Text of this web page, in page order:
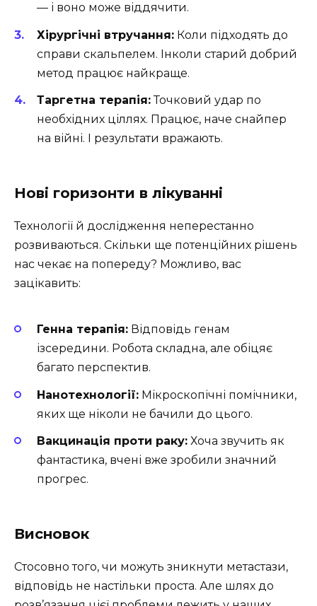
— і воно може віддячити.
Хірургічні втручання: Коли підходять до
справи скальпелем. Інколи старий добрий
метод працює найкраще.
Таргетна терапія:Точковий удар по
необхідних ціллях. Працює, наче снайпер
на війні. І результати вражають.
Нові горизонти в лікуванні
Технології й дослідження неперестанно
розвиваються. Скільки ще потенційних рішень
нас чекає на попереду? Можливо, вас
зацікавить:
Генна терапія: Відповідь генам
ізсередини. Робота складна, але обіцяє
багато перспектив.
Нанотехнології: Мікроскопічні помічники,
яких ще ніколи не бачили до цього.
Вакцинація проти раку: Хоча звучить як
фантастика, вчені вже зробили значний
прогрес.
Висновок
Стосовно того, чи можуть зникнути метастази,
відповідь не настільки проста. Але шлях до